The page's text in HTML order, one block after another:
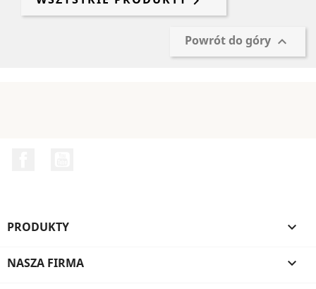
Powrót do góry 
PRODUKTY 
NASZA FIRMA 